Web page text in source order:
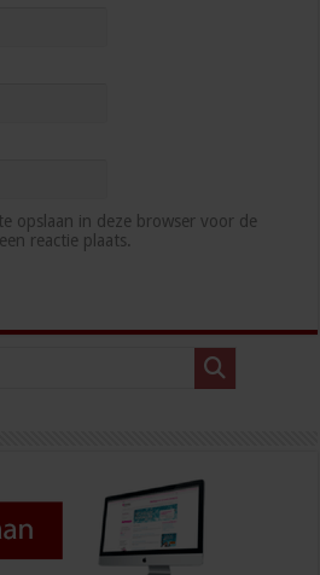
opslaan in deze browser voor de
reactie plaats.